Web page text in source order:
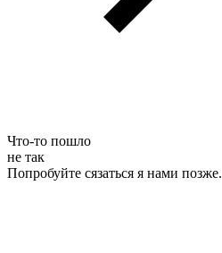
Что-то пошло
не так
Попробуйте сязаться я нами позже.